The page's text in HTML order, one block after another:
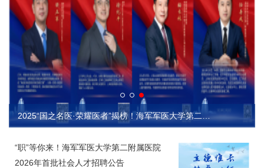
“职”等你来！海军军医大学第二附属医院
2026年首批社会人才招聘公告